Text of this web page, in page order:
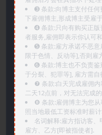
➌️ 条款:向博主支付任
下雇佣博主,形成博主受雇
➍️ 条款:只向有购买正
者服务,雇佣即表示你认可
➎ 条款:雇方承诺不恶
限于色情、反动等],否则雇
➏️ 条款:博主也不负责鉴
于分裂、犯罪等], 雇方需
❼ 条款:白天完成雇佣
二天12点前，对无法完成
❽ 条款:雇佣博主为您
照当地最低工资标准时薪
名词解释:雇方指访客
雇方、乙方[即被指使者].